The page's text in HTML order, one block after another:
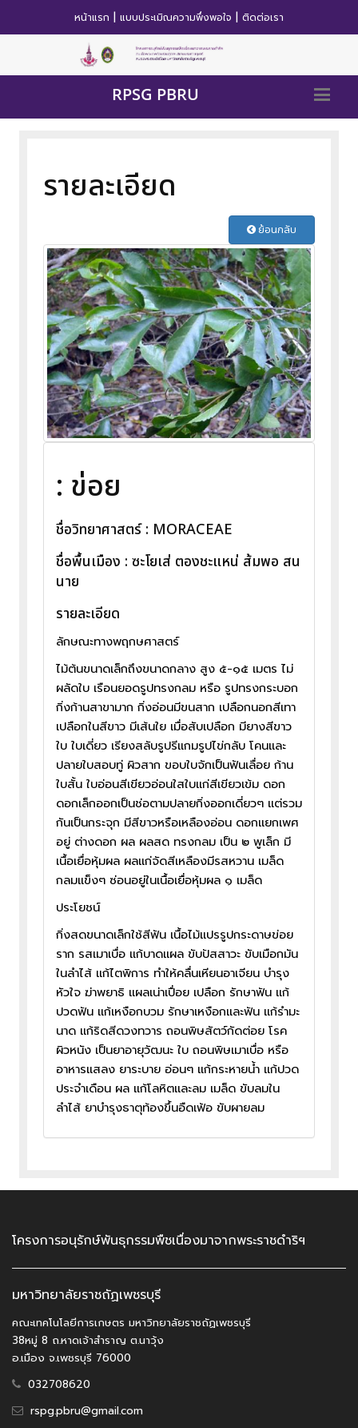
หน้าแรก | แบบประเมิณความพึ่งพอใจ | ติดต่อเรา
RPSG PBRU
รายละเอียด
ย้อนกลับ
: ข่อย
ชื่อวิทยาศาสตร์ : MORACEAE
ชื่อพื้นเมือง : ซะโยเส่ ตองชะแหน่ ส้มพอ สน
นาย
รายละเอียด
ลักษณะทางพฤกษศาสตร์
ไม้ต้นขนาดเล็กถึงขนาดกลาง สูง ๕-๑๕ เมตร ไม่
ผลัดใบ เรือนยอดรูปทรงกลม หรือ รูปทรงกระบอก
กิ่งก้านสาขามาก กิ่งอ่อนมีขนสาก เปลือกนอกสีเทา
เปลือกในสีขาว มีเส้นใย เมื่อสับเปลือก มียางสีขาว
ใบ ใบเดี่ยว เรียงสลับรูปรีแกมรูปไข่กลับ โคนและ
ปลายใบสอบทู่ ผิวสาก ขอบใบจักเป็นฟันเลื่อย ก้าน
ใบสั้น ใบอ่อนสีเขียวอ่อนใสใบแก่สีเขียวเข้ม ดอก
ดอกเล็กออกเป็นช่อตามปลายกิ่งออกเดี่ยวๆ แต่รวม
กันเป็นกระจุก มีสีขาวหรือเหลืองอ่อน ดอกแยกเพศ
อยู่ ต่างดอก ผล ผลสด ทรงกลม เป็น ๒ พูเล็ก มี
เนื้อเยื่อหุ้มผล ผลแก่จัดสีเหลืองมีรสหวาน เมล็ด
กลมแข็งๆ ซ่อนอยู่ในเนื้อเยื่อหุ้มผล ๑ เมล็ด
ประโยชน์
กิ่งสดขนาดเล็กใช้สีฟัน เนื้อไม้แปรรูปกระดาษข่อย
ราก รสเมาเบื่อ แก้บาดแผล ขับปัสสาวะ ขับเมือกมัน
ในลำไส้ แก้ไตพิการ ทำให้คลื่นเหียนอาเจียน บำรุง
หัวใจ ฆ่าพยาธิ แผลเน่าเปื่อย เปลือก รักษาฟัน แก้
ปวดฟัน แก้เหงือกบวม รักษาเหงือกและฟัน แก้รำมะ
นาด แก้ริดสีดวงทวาร ถอนพิษสัตว์กัดต่อย โรค
ผิวหนัง เป็นยาอายุวัฒนะ ใบ ถอนพิษเมาเบื่อ หรือ
อาหารแสลง ยาระบาย อ่อนๆ แก้กระหายน้ำ แก้ปวด
ประจำเดือน ผล แก้โลหิตและลม เมล็ด ขับลมใน
ลำไส้ ยาบำรุงธาตุท้องขึ้นอืดเฟ้อ ขับผายลม
โครงการอนุรักษ์พันธุกรรมพืชเนื่องมาจากพระราชดำริฯ
มหาวิทยาลัยราชถัฏเพชรบุรี
คณะเทคโนโลยีการเกษตร มหาวิทยาลัยราชถัฏเพชรบุรี
38หมู่ 8 ถ.หาดเจ้าสำราญ ต.นาวุ้ง
อ.เมือง จ.เพชรบุรี 76000
032708620
rspg.pbru@gmail.com